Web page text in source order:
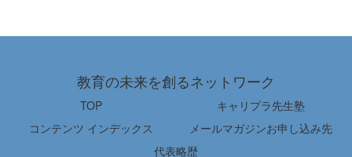
教育の未来を創るネットワーク
TOP
キャリプラ先生塾
コンテンツ インデックス
メールマガジンお申し込み先
代表略歴